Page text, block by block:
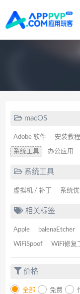
macOS
Adobe 软件 安装教程
系统工具 办公应用
系统工具
虚拟机 / 补丁 系统
相关标签
Apple balenaEtcher
WiFiSpoof WiFi修复
价格
全部 免费